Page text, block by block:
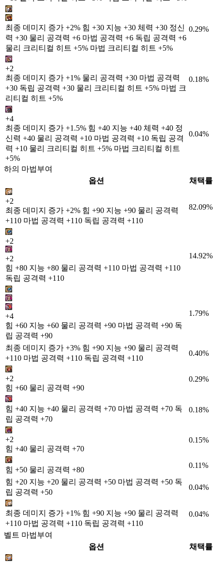
최종 데미지 증가 +2% 힘 +30 지능 +30 체력 +30 정신
력 +30 물리 공격력 +6 마법 공격력 +6 독립 공격력 +6
물리 크리티컬 히트 +5% 마법 크리티컬 히트 +5%
0.29%
+2
최종 데미지 증가 +1% 물리 공격력 +30 마법 공격력
+30 독립 공격력 +30 물리 크리티컬 히트 +5% 마법 크
리티컬 히트 +5%
0.18%
+4
최종 데미지 증가 +1.5% 힘 +40 지능 +40 체력 +40 정
신력 +40 물리 공격력 +10 마법 공격력 +10 독립 공격
력 +10 물리 크리티컬 히트 +5% 마법 크리티컬 히트
+5%
0.04%
하의 마법부여
옵션
채택률
+2
최종 데미지 증가 +2% 힘 +90 지능 +90 물리 공격력
+110 마법 공격력 +110 독립 공격력 +110
82.09%
+2
+2
힘 +80 지능 +80 물리 공격력 +110 마법 공격력 +110
독립 공격력 +110
14.92%
+4
힘 +60 지능 +60 물리 공격력 +90 마법 공격력 +90 독
립 공격력 +90
1.79%
최종 데미지 증가 +3% 힘 +90 지능 +90 물리 공격력
+110 마법 공격력 +110 독립 공격력 +110
0.40%
+2
힘 +60 물리 공격력 +90
0.29%
힘 +40 지능 +40 물리 공격력 +70 마법 공격력 +70 독
립 공격력 +70
0.18%
+2
힘 +40 물리 공격력 +70
0.15%
힘 +50 물리 공격력 +80
0.11%
힘 +20 지능 +20 물리 공격력 +50 마법 공격력 +50 독
립 공격력 +50
0.04%
최종 데미지 증가 +1% 힘 +90 지능 +90 물리 공격력
+110 마법 공격력 +110 독립 공격력 +110
0.04%
벨트 마법부여
옵션
채택률